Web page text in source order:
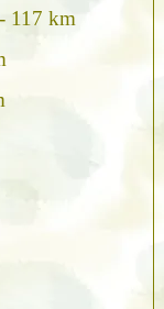
- 117 km